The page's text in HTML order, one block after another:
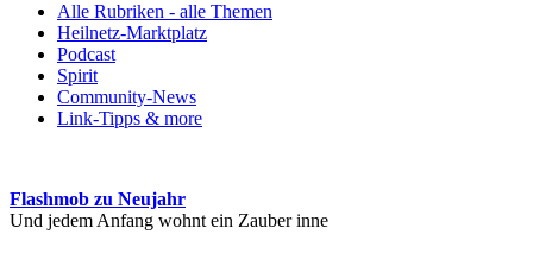
Alle Rubriken - alle Themen
Heilnetz-Marktplatz
Podcast
Spirit
Community-News
Link-Tipps & more
Flashmob zu Neujahr
Und jedem Anfang wohnt ein Zauber inne